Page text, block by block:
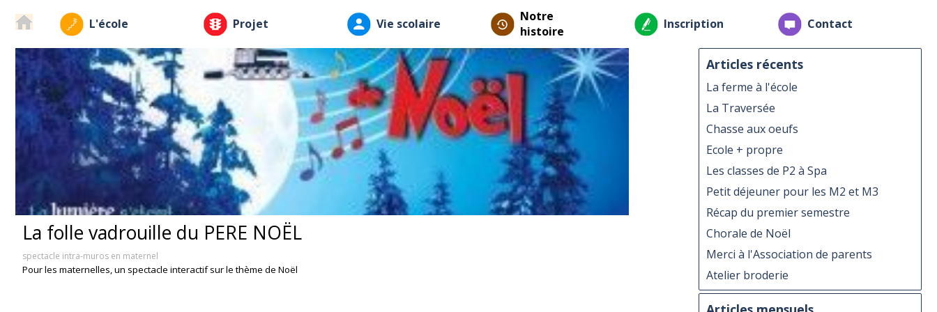
L'école Projet Vie scolaire
Notre
histoire
Inscription Contact
La folle vadrouille du PERE NOËL
spectacle intra-muros en maternel
Pour les maternelles, un spectacle interactif sur le thème de Noël
Articles récents
La ferme à l'école
La Traversée
Chasse aux oeufs
Ecole + propre
Les classes de P2 à Spa
Petit déjeuner pour les M2 et M3
Récap du premier semestre
Chorale de Noël
Merci à l'Association de parents
Atelier broderie